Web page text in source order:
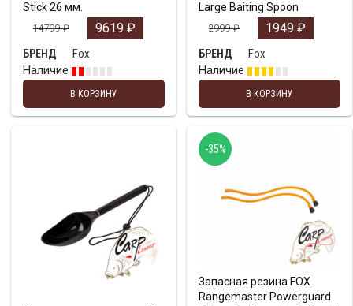
Stick 26 мм.
14799₽ 9619 ₽
БРЕНД
Fox
Наличие
В КОРЗИНУ
Large Baiting Spoon
2999₽ 1949 ₽
БРЕНД
Fox
Наличие
В КОРЗИНУ
Запасная резина FOX
Rangemaster Powerguard
-35%